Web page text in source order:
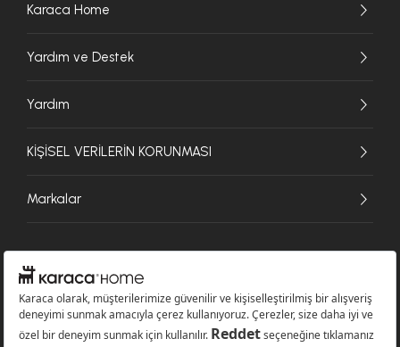
Karaca Home
Yardım ve Destek
Yardım
KİŞİSEL VERİLERİN KORUNMASI
Markalar